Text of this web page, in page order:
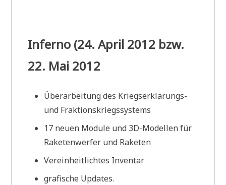
Inferno (24. April 2012 bzw.
22. Mai 2012
Überarbeitung des Kriegserklärungs-
und Fraktionskriegssystems
17 neuen Module und 3D-Modellen für
Raketenwerfer und Raketen
Vereinheitlichtes Inventar
grafische Updates.